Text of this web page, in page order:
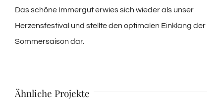
Das schöne Immergut erwies sich wieder als unser
Herzensfestival und stellte den optimalen Einklang der
Sommersaison dar.
Ähnliche Projekte